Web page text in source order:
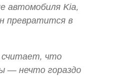
автомобиля Kia,
превратится в
что
— нечто гораздо